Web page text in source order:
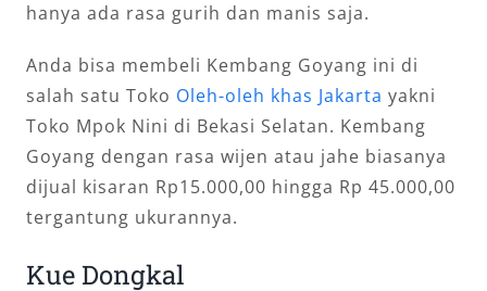
hanya ada rasa gurih dan manis saja.
Anda bisa membeli Kembang Goyang ini di
salah satu Toko Oleh-oleh khas Jakarta yakni
Toko Mpok Nini di Bekasi Selatan. Kembang
Goyang dengan rasa wijen atau jahe biasanya
dijual kisaran Rp15.000,00 hingga Rp 45.000,00
tergantung ukurannya.
Kue Dongkal